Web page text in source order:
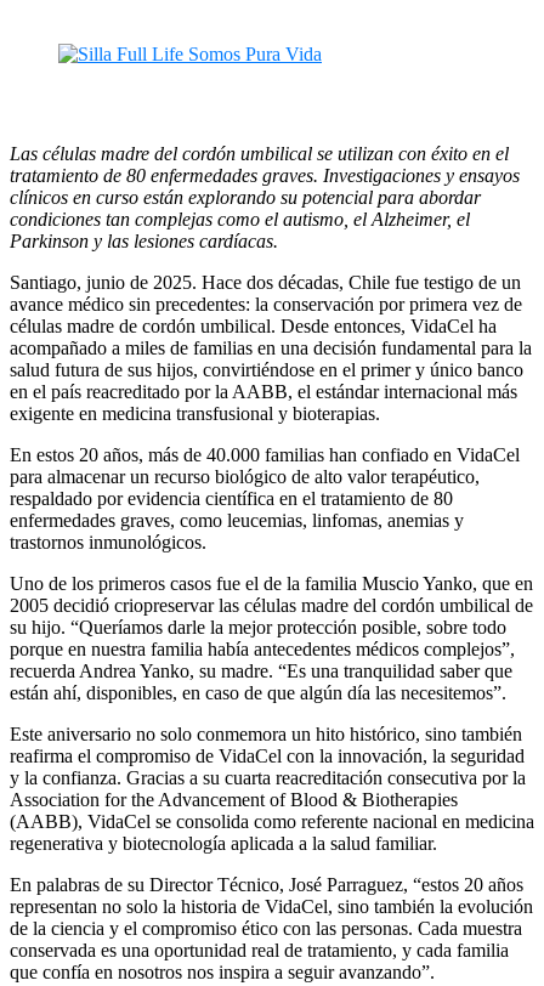
Las células madre del cordón umbilical se utilizan con éxito en el
tratamiento de 80 enfermedades graves. Investigaciones y ensayos
clínicos en curso están explorando su potencial para abordar
condiciones tan complejas como el autismo, el Alzheimer, el
Parkinson y las lesiones cardíacas.
Santiago, junio de 2025. Hace dos décadas, Chile fue testigo de un
avance médico sin precedentes: la conservación por primera vez de
células madre de cordón umbilical. Desde entonces, VidaCel ha
acompañado a miles de familias en una decisión fundamental para la
salud futura de sus hijos, convirtiéndose en el primer y único banco
en el país reacreditado por la AABB, el estándar internacional más
exigente en medicina transfusional y bioterapias.
En estos 20 años, más de 40.000 familias han confiado en VidaCel
para almacenar un recurso biológico de alto valor terapéutico,
respaldado por evidencia científica en el tratamiento de 80
enfermedades graves, como leucemias, linfomas, anemias y
trastornos inmunológicos.
Uno de los primeros casos fue el de la familia Muscio Yanko, que en
2005 decidió criopreservar las células madre del cordón umbilical de
su hijo. “Queríamos darle la mejor protección posible, sobre todo
porque en nuestra familia había antecedentes médicos complejos”,
recuerda Andrea Yanko, su madre. “Es una tranquilidad saber que
están ahí, disponibles, en caso de que algún día las necesitemos”.
Este aniversario no solo conmemora un hito histórico, sino también
reafirma el compromiso de VidaCel con la innovación, la seguridad
y la confianza. Gracias a su cuarta reacreditación consecutiva por la
Association for the Advancement of Blood & Biotherapies
(AABB), VidaCel se consolida como referente nacional en medicina
regenerativa y biotecnología aplicada a la salud familiar.
En palabras de su Director Técnico, José Parraguez, “estos 20 años
representan no solo la historia de VidaCel, sino también la evolución
de la ciencia y el compromiso ético con las personas. Cada muestra
conservada es una oportunidad real de tratamiento, y cada familia
que confía en nosotros nos inspira a seguir avanzando”.